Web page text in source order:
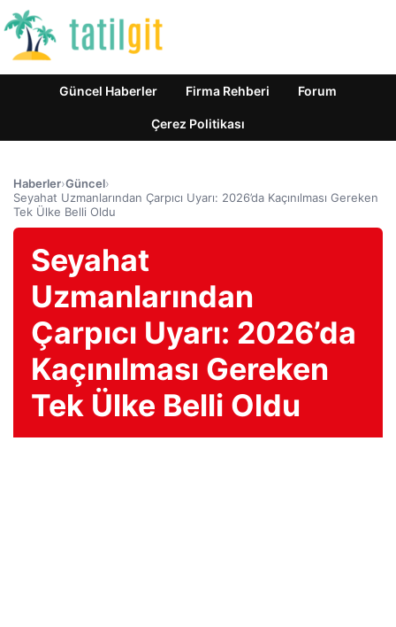
Güncel Haberler Firma Rehberi Forum
Çerez Politikası
Haberler›Güncel›
Seyahat Uzmanlarından Çarpıcı Uyarı: 2026’da Kaçınılması Gereken
Tek Ülke Belli Oldu
Seyahat
Uzmanlarından
Çarpıcı Uyarı: 2026’da
Kaçınılması Gereken
Tek Ülke Belli Oldu